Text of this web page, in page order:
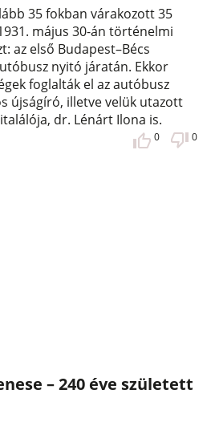
35 fokban várakozott 35
május 30-án történelmi
az első Budapest–Bécs
nyitó járatán. Ekkor
foglalták el az autóbusz
újságíró, illetve velük utazott
dr. Lénárt Ilona is.
0 0
– 240 éve született